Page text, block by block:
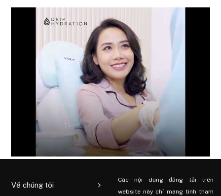
Về chúng tôi
Các nội dung đăng tải trên
website này chỉ mang tính tham